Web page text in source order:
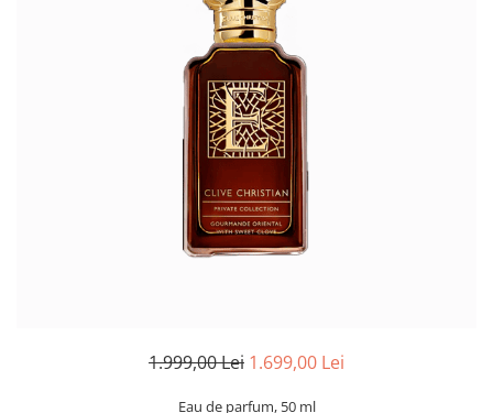
1.999,00 Lei 1.699,00 Lei
Eau de parfum, 50 ml